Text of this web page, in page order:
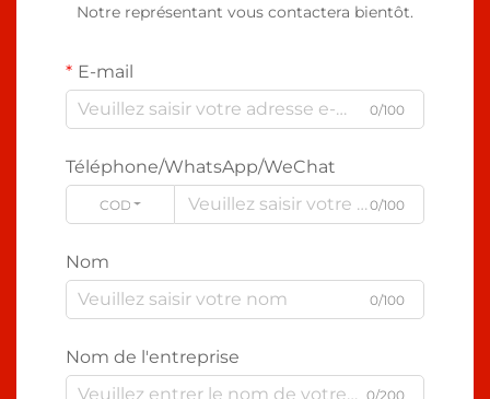
Notre représentant vous contactera bientôt.
E-mail
0/100
Téléphone/WhatsApp/WeChat
CODE 0/100
Nom
0/100
Nom de l'entreprise
0/200